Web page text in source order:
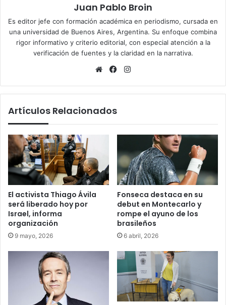
Juan Pablo Broin
Es editor jefe con formación académica en periodismo, cursada en
una universidad de Buenos Aires, Argentina. Su enfoque combina
rigor informativo y criterio editorial, con especial atención a la
verificación de fuentes y la claridad en la narrativa.
Sitio
Facebook
Artículos Relacionados
El activista Thiago Ávila
será liberado hoy por
Israel, informa
organización
9 mayo, 2026
Fonseca destaca en su
debut en Montecarlo y
rompe el ayuno de los
brasileños
6 abril, 2026